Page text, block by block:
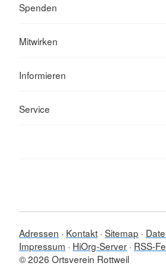
Spenden
Mitwirken
Informieren
Service
Adressen Kontakt Sitemap
Impressum
HiOrg-Server RSS-
© 2026 Ortsverein Rottweil